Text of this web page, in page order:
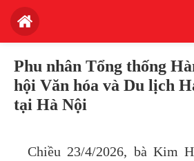
Phu nhân Tổng thống
hội Văn hóa và Du lịch
tại Hà Nội
Chiều 23/4/2026, bà Kim